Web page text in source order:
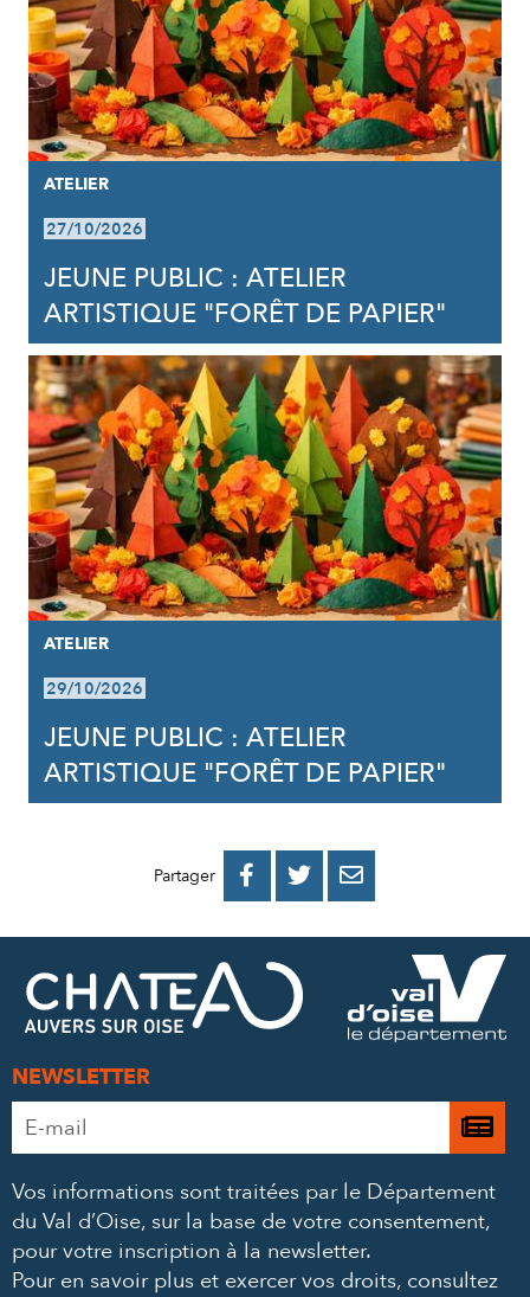
ATELIER
27/10/2026
JEUNE PUBLIC : ATELIER
ARTISTIQUE "FORÊT DE PAPIER"
ATELIER
29/10/2026
JEUNE PUBLIC : ATELIER
ARTISTIQUE "FORÊT DE PAPIER"
Partager 
PARTAGER
FACEBOOK
PARTAGER
PARTAGER
MAIL
NEWSLETTER
Adresse
e-
*
Je
à
Vos informations sont traitées par le Département
du Val d’Oise, sur la base de votre consentement,
pour votre inscription à la newsletter.
Pour en savoir plus et exercer vos droits, consultez